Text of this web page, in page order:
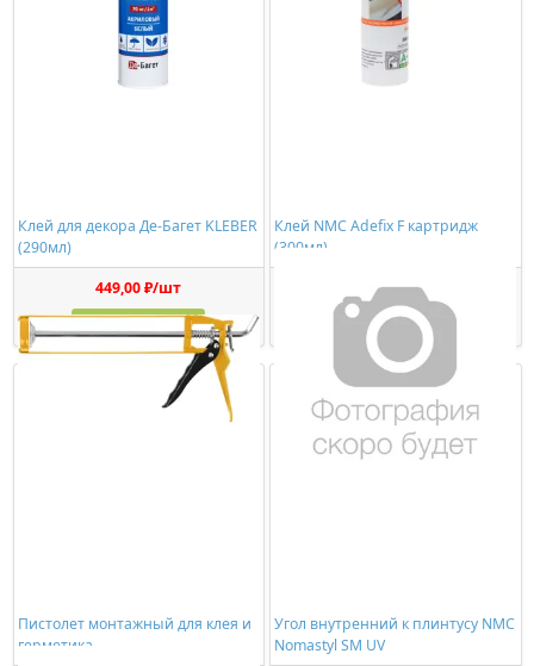
Клей для декора Де-Багет KLEBER
(290мл)
449,00 ₽/шт
Купить
Клей NMC Adefix F картридж
(300мл)
336,00 ₽/шт
Купить
Пистолет монтажный для клея и
герметика
Угол внутренний к плинтусу NMC
Nomastyl SM UV